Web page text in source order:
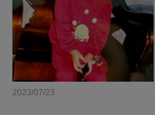
2023/07/23